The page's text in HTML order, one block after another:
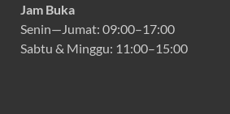
Jam Buka
Senin—Jumat: 09:00–17:00
Sabtu & Minggu: 11:00–15:00